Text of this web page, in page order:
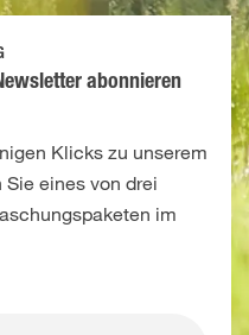
abonnieren
Klicks zu unserem
eines von drei
im